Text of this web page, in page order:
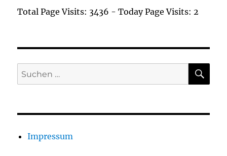
Total Page Visits: 3436 - Today Page Visits: 2
Suchen
nach:
Impressum